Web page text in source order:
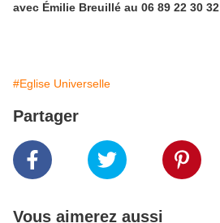
avec Émilie Breuillé au 06 89 22 30 32
#Eglise Universelle
Partager
Vous aimerez aussi